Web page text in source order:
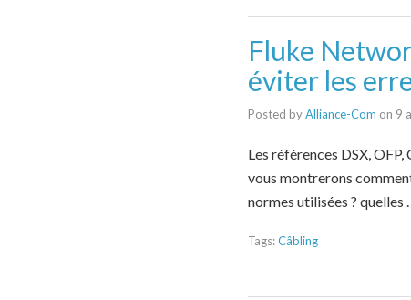
Fluke
éviter les
Posted byAlliance-Com on 9
Les références DSX,
vous montrerons
normes utilisées ? quelles
Tags:Câbling